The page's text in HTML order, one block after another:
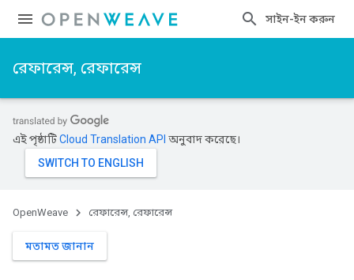
সাইন-ইন করুন
রেফারেন্স, রেফারেন্স
এই পৃষ্ঠাটিCloud Translation API অনুবাদ করেছে।
OpenWeave রেফারেন্স, রেফারেন্স
মতামত জানান